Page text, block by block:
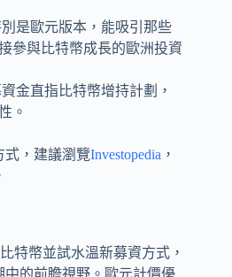
是歐元版本，能吸引那些
參與比特幣成長的歐洲投資
金直指比特幣增持計劃，
。
式，建議瀏覽Investopedia ，
特幣並試水溫新募資方式，